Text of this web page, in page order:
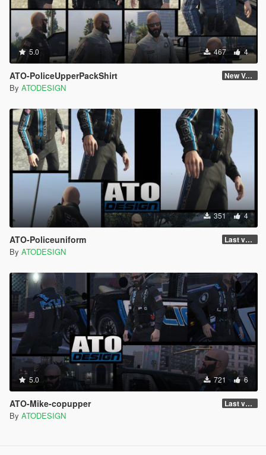
5.0 467 4
ATO-PoliceUpperPackShirt New Version
By ATODESIGN
351 4
ATO-Policeuniform Last version
By ATODESIGN
5.0 721 6
ATO-Mike-copupper Last version
By ATODESIGN